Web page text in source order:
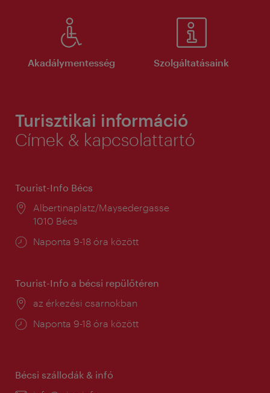
Akadálymentesség Szolgáltatásaink
Turisztikai információ
Címek & kapcsolattartó
Tourist-Info Bécs
Helyszín:
Albertinaplatz/Maysedergasse
1010 Bécs
Nyitva
Naponta 9-18 óra között
Tourist-Info a bécsi repülőtéren
Helyszín:
az érkezési csarnokban
Nyitva
Naponta 9-18 óra között
Bécsi szállodák & infó